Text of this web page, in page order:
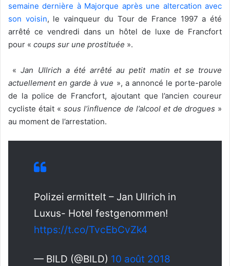
semaine dernière à Majorque après une altercation avec
son voisin, le vainqueur du Tour de France 1997 a été
arrêté ce vendredi dans un hôtel de luxe de Francfort
pour « coups sur une prostituée ».
«Jan Ullrich a été arrêté au petit matin et se trouve
actuellement en garde à vue », a annoncé le porte-parole
de la police de Francfort, ajoutant que l’ancien coureur
cycliste était «sous l’influence de l’alcool et de drogues »
au moment de l’arrestation.
Polizei ermittelt – Jan Ullrich in
Luxus- Hotel festgenommen!
https://t.co/TvcEbCvZk4
— BILD (@BILD) 10 août 2018